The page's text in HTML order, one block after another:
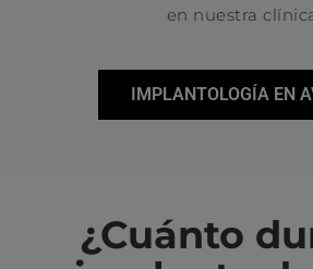
en nuestra
IMPLANTOLOGÍA EN
¿Cuánto